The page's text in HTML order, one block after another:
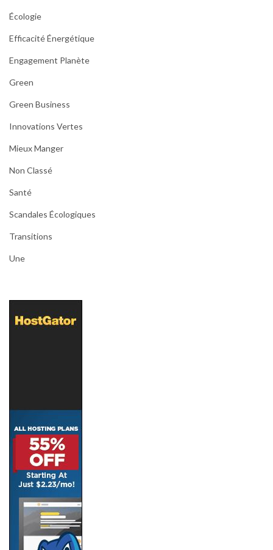
Écologie
Efficacité Énergétique
Engagement Planète
Green
Green Business
Innovations Vertes
Mieux Manger
Non Classé
Santé
Scandales Écologiques
Transitions
Une